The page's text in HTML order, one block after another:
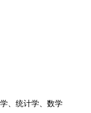
、统计学、数学